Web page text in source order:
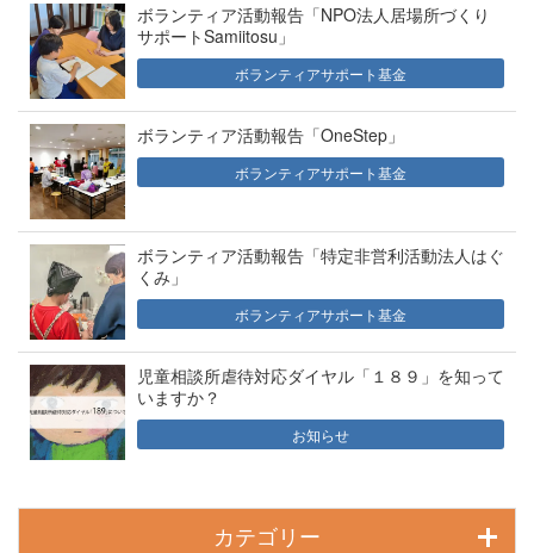
ボランティア活動報告「NPO法人居場所づくり
サポートSamiitosu」
ボランティアサポート基金
ボランティア活動報告「OneStep」
ボランティアサポート基金
ボランティア活動報告「特定非営利活動法人はぐ
くみ」
ボランティアサポート基金
児童相談所虐待対応ダイヤル「１８９」を知って
いますか？
お知らせ
カテゴリー